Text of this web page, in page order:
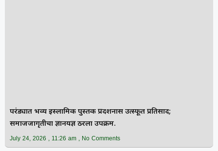
परंड्यात भव्य इस्लामिक पुस्तक प्रदर्शनास उत्स्फूर्त प्रतिसाद;
समाजजागृतीचा ज्ञानयज्ञ ठरला उपक्रम.
July 24, 2026 11:26 am No Comments